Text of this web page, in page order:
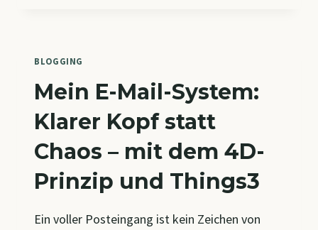
BLOGGING
Mein E-Mail-System:
Klarer Kopf statt
Chaos – mit dem 4D-
Prinzip und Things3
Ein voller Posteingang ist kein Zeichen von